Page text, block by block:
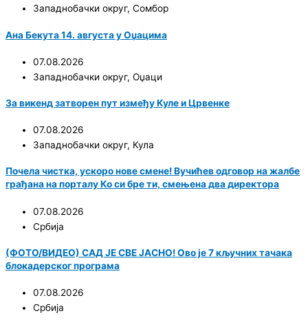
Западнобачки округ, Сомбор
Ана Бекута 14. августа у Оџацима
07.08.2026
Западнобачки округ, Оџаци
За викенд затворен пут између Куле и Црвенке
07.08.2026
Западнобачки округ, Кула
Почела чистка, ускоро нове смене! Вучићев одговор на жалбе
грађана на порталу Ко си бре ти, смењена два директора
07.08.2026
Србија
(ФОТО/ВИДЕО) САД ЈЕ СВЕ ЈАСНО! Ово је 7 кључних тачака
блокадерског програма
07.08.2026
Србија